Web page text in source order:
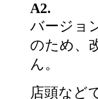
A2.
バージョ
のため、
ん。
店頭など